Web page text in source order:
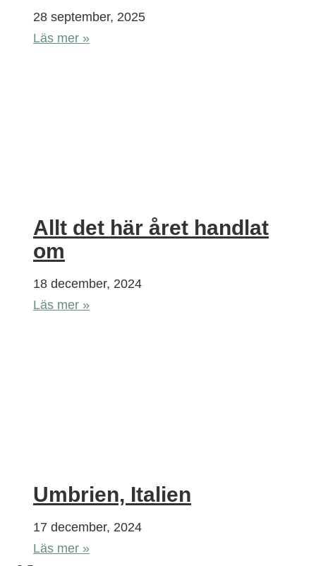
28 september, 2025
Läs mer »
Allt det här året handlat
om
18 december, 2024
Läs mer »
Umbrien, Italien
17 december, 2024
Läs mer »